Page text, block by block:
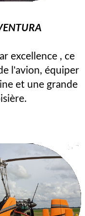
excellence , ce
l'avion, équiper
et une grande